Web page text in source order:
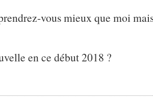
vous mieux que moi
en ce début 2018 ?